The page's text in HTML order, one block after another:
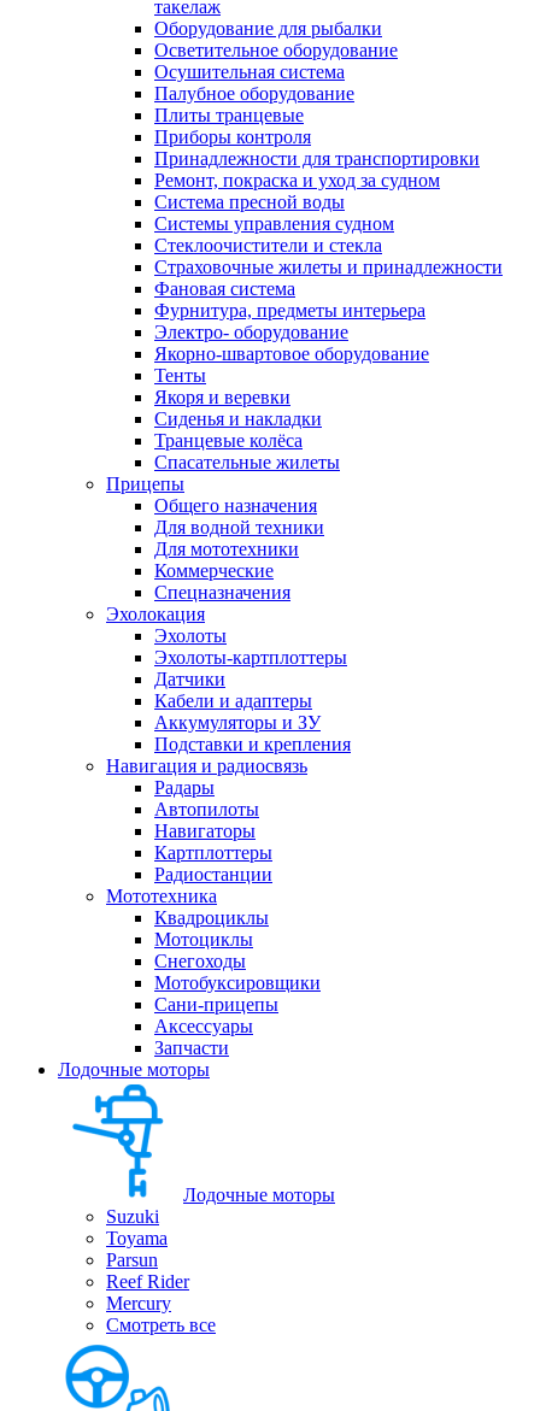
такелаж
Оборудование для рыбалки
Осветительное оборудование
Осушительная система
Палубное оборудование
Плиты транцевые
Приборы контроля
Принадлежности для транспортировки
Ремонт, покраска и уход за судном
Система пресной воды
Системы управления судном
Стеклоочистители и стекла
Страховочные жилеты и принадлежности
Фановая система
Фурнитура, предметы интерьера
Электро- оборудование
Якорно-швартовое оборудование
Тенты
Якоря и веревки
Сиденья и накладки
Транцевые колёса
Спасательные жилеты
Прицепы
Общего назначения
Для водной техники
Для мототехники
Коммерческие
Спецназначения
Эхолокация
Эхолоты
Эхолоты-картплоттеры
Датчики
Кабели и адаптеры
Аккумуляторы и ЗУ
Подставки и крепления
Навигация и радиосвязь
Радары
Автопилоты
Навигаторы
Картплоттеры
Радиостанции
Мототехника
Квадроциклы
Мотоциклы
Снегоходы
Мотобуксировщики
Сани-прицепы
Аксессуары
Запчасти
Лодочные моторы
Лодочные моторы
Suzuki
Toyama
Parsun
Reef Rider
Mercury
Смотреть все